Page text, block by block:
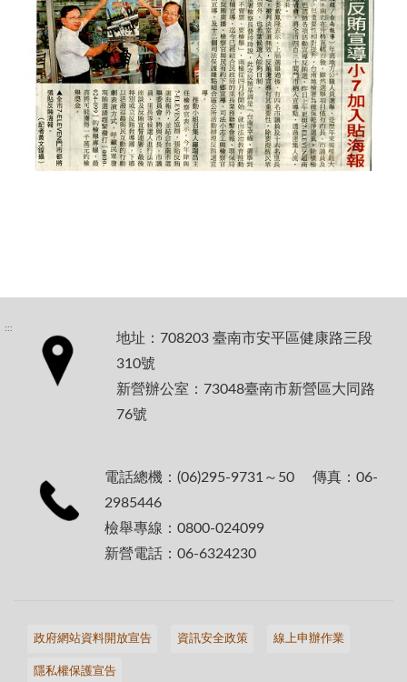
:::
地址：708203 臺南市安平區健康路三段
310號
新營辦公室：73048臺南市新營區大同路
76號
電話總機：(06)295-9731～50 傳真：06-
2985446
檢舉專線：0800-024099
新營電話：06-6324230
政府網站資料開放宣告 資訊安全政策 線上申辦作業
隱私權保護宣告